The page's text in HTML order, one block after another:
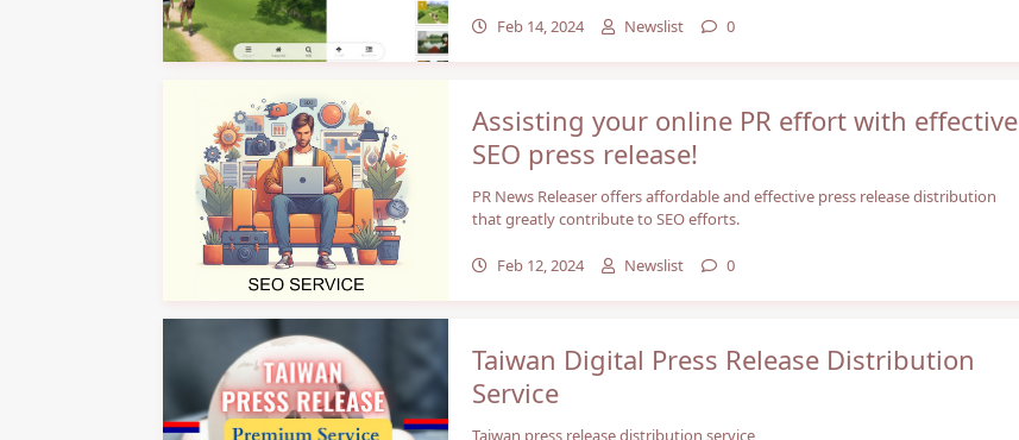
Feb 14, 2024 Newslist 0
Assisting your online PR effort with effective
SEO press release!
PR News Releaser offers affordable and effective press release distribution
that greatly contribute to SEO efforts.
Feb 12, 2024 Newslist 0
Taiwan Digital Press Release Distribution
Service
Taiwan press release distribution service